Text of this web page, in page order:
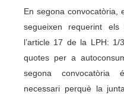
En segona convocatòria,
segueixen requerint
l’article 17 de la LPH:
quotes per a
segona convocatòria
necessari perquè la